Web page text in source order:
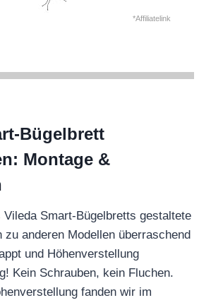
*Affiliatelink
Bügelbrett
Montage &
Vileda Smart-Bügelbretts gestaltete
anderen Modellen überraschend
und Höhenverstellung
Kein Schrauben, kein Fluchen.
fanden wir im